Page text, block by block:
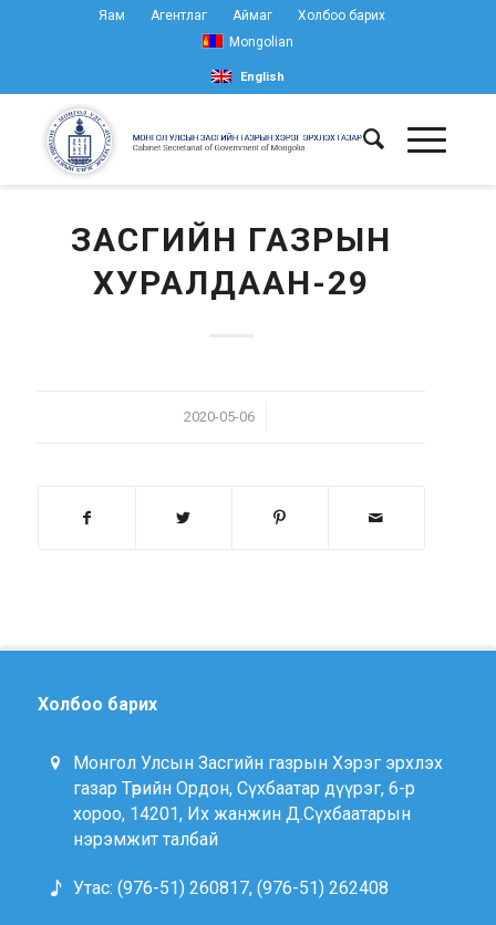
Яам Агентлаг Аймаг
Холбоо барих
Mongolian
English
ЗАСГИЙН ГАЗРЫН
ХУРАЛДААН-29
2020-05-06
/
Холбоо барих
Монгол Улсын Засгийн газрын Хэрэг эрхлэх
газар Төрийн Ордон, Сүхбаатар дүүрэг, 6-р
хороо, 14201, Их жанжин Д.Сүхбаатарын
нэрэмжит талбай
Утас: (976-51) 260817, (976-51) 262408